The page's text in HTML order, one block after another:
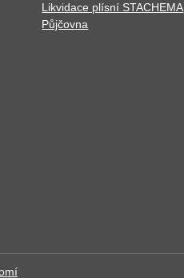
Likvidace plísní STACHEMA
Půjčovna